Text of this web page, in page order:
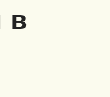
в